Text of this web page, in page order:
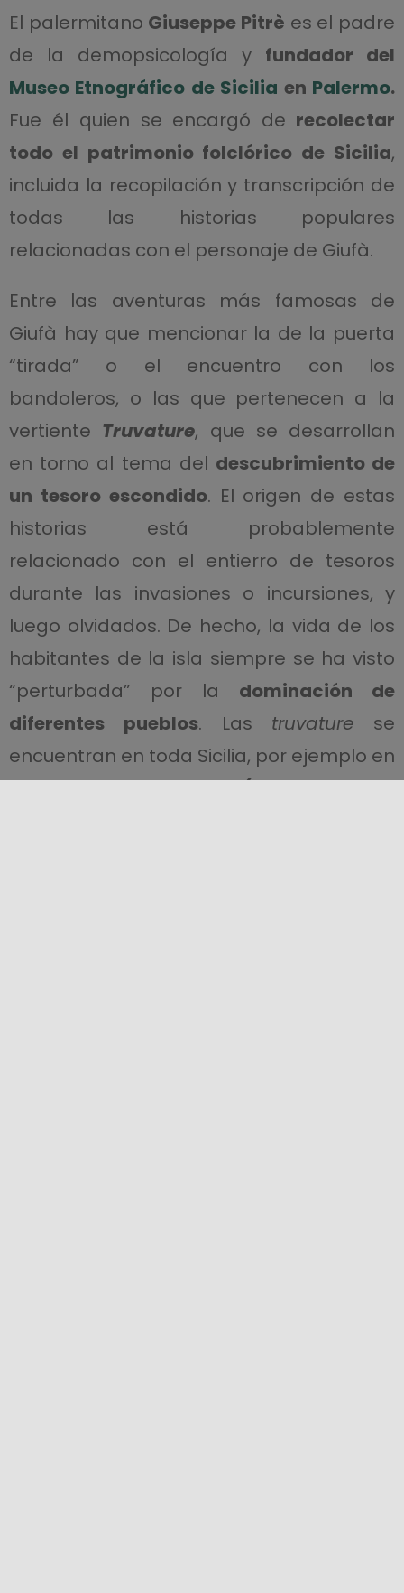
El palermitano Giuseppe Pitrè es el padre
de la demopsicología y fundador del
Museo Etnográfico de Sicilia en Palermo.
Fue él quien se encargó de recolectar
todo el patrimonio folclórico de Sicilia,
incluida la recopilación y transcripción de
todas las historias populares
relacionadas con el personaje de Giufà.
Entre las aventuras más famosas de
Giufà hay que mencionar la de la puerta
“tirada” o el encuentro con los
bandoleros, o las que pertenecen a la
vertiente Truvature, que se desarrollan
en torno al tema del descubrimiento de
un tesoro escondido. El origen de estas
historias está probablemente
relacionado con el entierro de tesoros
durante las invasiones o incursiones, y
luego olvidados. De hecho, la vida de los
habitantes de la isla siempre se ha visto
“perturbada” por la dominación de
diferentes pueblos. Las truvature se
encuentran en toda Sicilia, por ejemplo en
la zona deCatania (enRandazzoy